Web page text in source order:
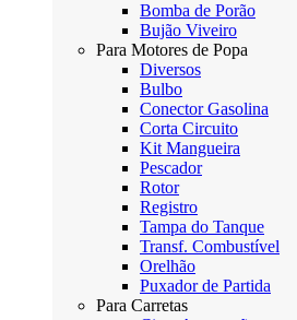
Bomba de Porão
Bujão Viveiro
Para Motores de Popa
Diversos
Bulbo
Conector Gasolina
Corta Circuito
Kit Mangueira
Pescador
Rotor
Registro
Tampa do Tanque
Transf. Combustível
Orelhão
Puxador de Partida
Para Carretas